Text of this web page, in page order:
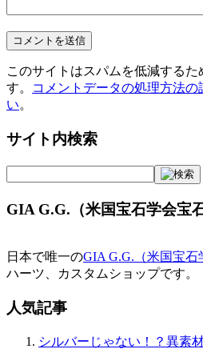
このサイトはスパムを低減するた
す。
コメントデータの処理方法
い。
サイト内検索
GIA G.G.（米国宝石学会宝
日本で唯一のGIA G.G.（米国宝石
ハーツ、カスタムショップです。
人気記事
シルバーじゃない！？異素